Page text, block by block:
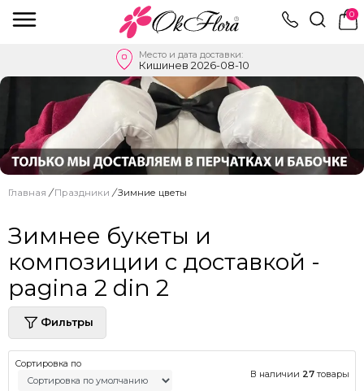
0
Место и дата доставки:
Кишинев 2026-08-10
Главная / Праздники / Зимние цветы
Зимнее букеты и
композиции с доставкой -
pagina 2 din 2
Фильтры
Сортировка по
В наличии 27 товары